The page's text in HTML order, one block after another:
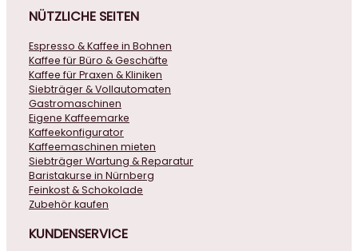
NÜTZLICHE SEITEN
Espresso & Kaffee in Bohnen
Kaffee für Büro & Geschäfte
Kaffee für Praxen & Kliniken
Siebträger & Vollautomaten
Gastromaschinen
Eigene Kaffeemarke
Kaffeekonfigurator
Kaffeemaschinen mieten
Siebträger Wartung & Reparatur
Baristakurse in Nürnberg
Feinkost & Schokolade
Zubehör kaufen
KUNDENSERVICE